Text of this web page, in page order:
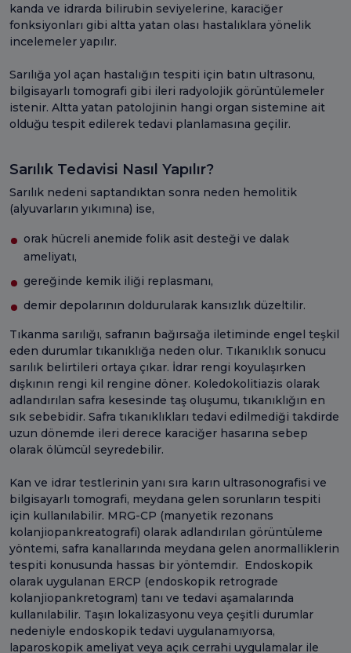
kanda ve idrarda bilirubin seviyelerine, karaciğer
fonksiyonları gibi altta yatan olası hastalıklara yönelik
incelemeler yapılır.
Sarılığa yol açan hastalığın tespiti için batın ultrasonu,
bilgisayarlı tomografi gibi ileri radyolojik görüntülemeler
istenir. Altta yatan patolojinin hangi organ sistemine ait
olduğu tespit edilerek tedavi planlamasına geçilir.
Sarılık Tedavisi Nasıl Yapılır?
Sarılık nedeni saptandıktan sonra neden hemolitik
(alyuvarların yıkımına) ise,
orak hücreli anemide folik asit desteği ve dalak
ameliyatı,
gereğinde kemik iliği replasmanı,
demir depolarının doldurularak kansızlık düzeltilir.
Tıkanma sarılığı, safranın bağırsağa iletiminde engel teşkil
eden durumlar tıkanıklığa neden olur. Tıkanıklık sonucu
sarılık belirtileri ortaya çıkar. İdrar rengi koyulaşırken
dışkının rengi kil rengine döner. Koledokolitiazis olarak
adlandırılan safra kesesinde taş oluşumu, tıkanıklığın en
sık sebebidir. Safra tıkanıklıkları tedavi edilmediği takdirde
uzun dönemde ileri derece karaciğer hasarına sebep
olarak ölümcül seyredebilir.
Kan ve idrar testlerinin yanı sıra karın ultrasonografisi ve
bilgisayarlı tomografi, meydana gelen sorunların tespiti
için kullanılabilir. MRG-CP (manyetik rezonans
kolanjiopankreatografi) olarak adlandırılan görüntüleme
yöntemi, safra kanallarında meydana gelen anormalliklerin
tespiti konusunda hassas bir yöntemdir. Endoskopik
olarak uygulanan ERCP (endoskopik retrograde
kolanjiopankretogram) tanı ve tedavi aşamalarında
kullanılabilir. Taşın lokalizasyonu veya çeşitli durumlar
nedeniyle endoskopik tedavi uygulanamıyorsa,
laparoskopik ameliyat veya açık cerrahi uygulamalar ile